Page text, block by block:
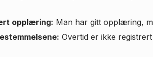
opplæring: Man har gitt opplæring,
Overtid er ikke